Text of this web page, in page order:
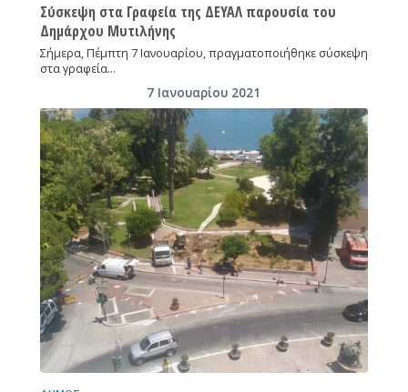
Σύσκεψη στα Γραφεία της ΔΕΥΑΛ παρουσία του
Δημάρχου Μυτιλήνης
Σήμερα, Πέμπτη 7 Ιανουαρίου, πραγματοποιήθηκε σύσκεψη
στα γραφεία…
7 Ιανουαρίου 2021